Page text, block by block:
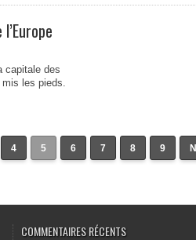
capitale des
mis les pieds.
4 5 6 7 8 9
COMMENTAIRES RÉCENTS